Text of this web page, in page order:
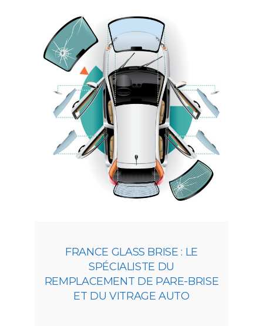
FRANCE GLASS BRISE : LE
SPÉCIALISTE DU
REMPLACEMENT DE PARE-BRISE
ET DU VITRAGE AUTO